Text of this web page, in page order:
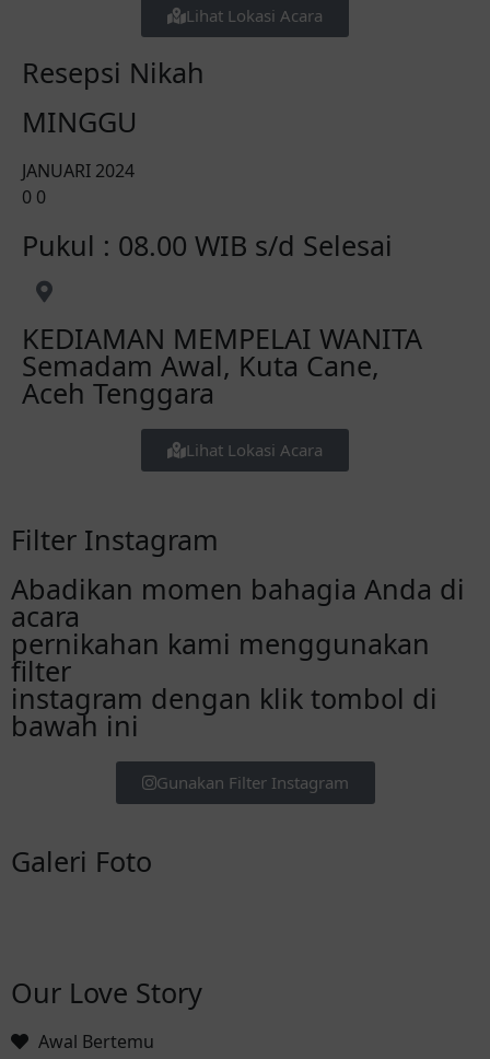
Lihat Lokasi Acara
Resepsi Nikah
MINGGU
JANUARI 2024
0 0
Pukul : 08.00 WIB s/d Selesai
KEDIAMAN MEMPELAI WANITA
Semadam Awal, Kuta Cane,
Aceh Tenggara
Lihat Lokasi Acara
Filter Instagram
Abadikan momen bahagia Anda di
acara
pernikahan kami menggunakan
filter
instagram dengan klik tombol di
bawah ini
Gunakan Filter Instagram
Galeri Foto
Our Love Story
Awal Bertemu